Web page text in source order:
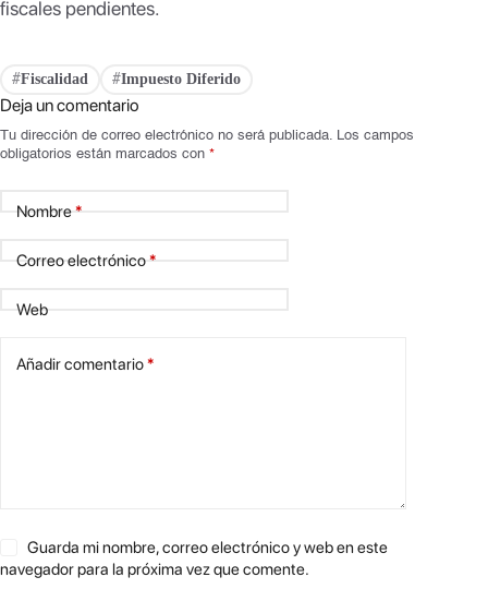
fiscales pendientes.
#Fiscalidad #Impuesto Diferido
Deja un comentario
Tu dirección de correo electrónico no será publicada. Los campos
obligatorios están marcados con *
Nombre*
Correo electrónico*
Web
Añadir comentario*
Guarda mi nombre, correo electrónico y web en este
navegador para la próxima vez que comente.